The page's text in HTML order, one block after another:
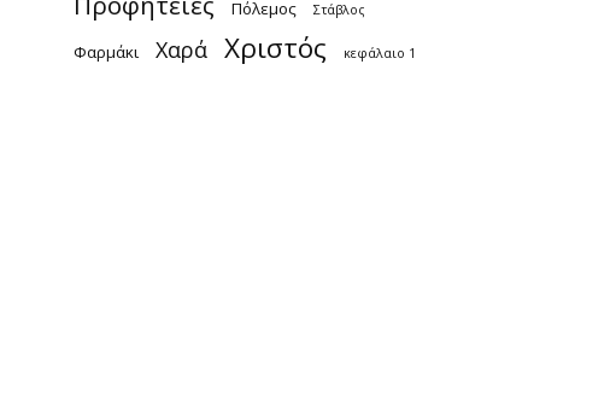
Πόλεμος Στάβλος
Φαρμάκι Χαρά Χριστός κεφάλαιο 1